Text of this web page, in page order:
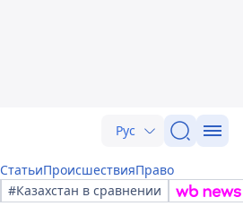
Рус
СтатьиПроисшествияПраво
#Казахстан в сравнении